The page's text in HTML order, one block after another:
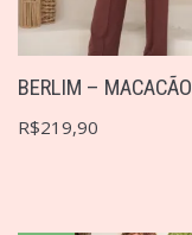
BERLIM – MACACÃO
R$219,90